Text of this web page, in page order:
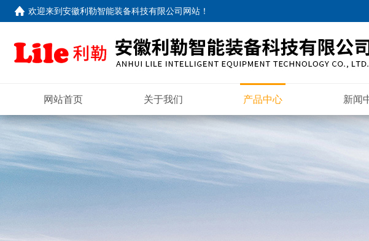
欢迎来到安徽利勒智能装备科技有限公司网站 ！
网站首页 关于我们 产品中心 新闻